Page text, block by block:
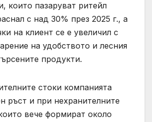
които пазаруват ритейл
с над 30% през 2025 г., а
на клиент се е увеличил с
на удобството и лесния
продукти.
стоки компанията
ръст и при нехранителните
вече формират около